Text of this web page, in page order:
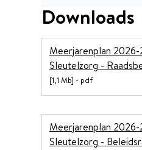
Downloads
Meerjarenplan 2026-
Sleutelzorg -
1,1 Mb pdf
Meerjarenplan 2026-
Sleutelzorg -